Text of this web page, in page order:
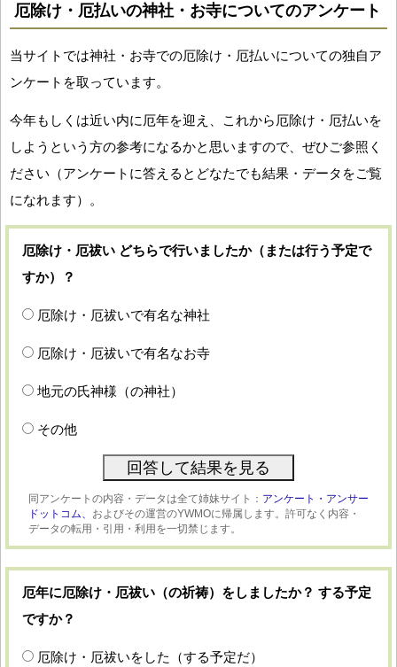
厄除け・厄払いの神社・お寺についてのアンケート
当サイトでは神社・お寺での厄除け・厄払いについての独自ア
ンケートを取っています。
今年もしくは近い内に厄年を迎え、これから厄除け・厄払いを
しようという方の参考になるかと思いますので、ぜひご参照く
ださい（アンケートに答えるとどなたでも結果・データをご覧
になれます）。
厄除け・厄祓い どちらで行いましたか（または行う予定で
すか）？
厄除け・厄祓いで有名な神社
厄除け・厄祓いで有名なお寺
地元の氏神様（の神社）
その他
同アンケートの内容・データは全て姉妹サイト： アンケート・アンサー
ドットコム、 およびその運営のYWMOに帰属します。許可なく内容・
データの転用・引用・利用を一切禁じます。
厄年に厄除け・厄祓い（の祈祷）をしましたか？ する予定
ですか？
厄除け・厄祓いをした（する予定だ）